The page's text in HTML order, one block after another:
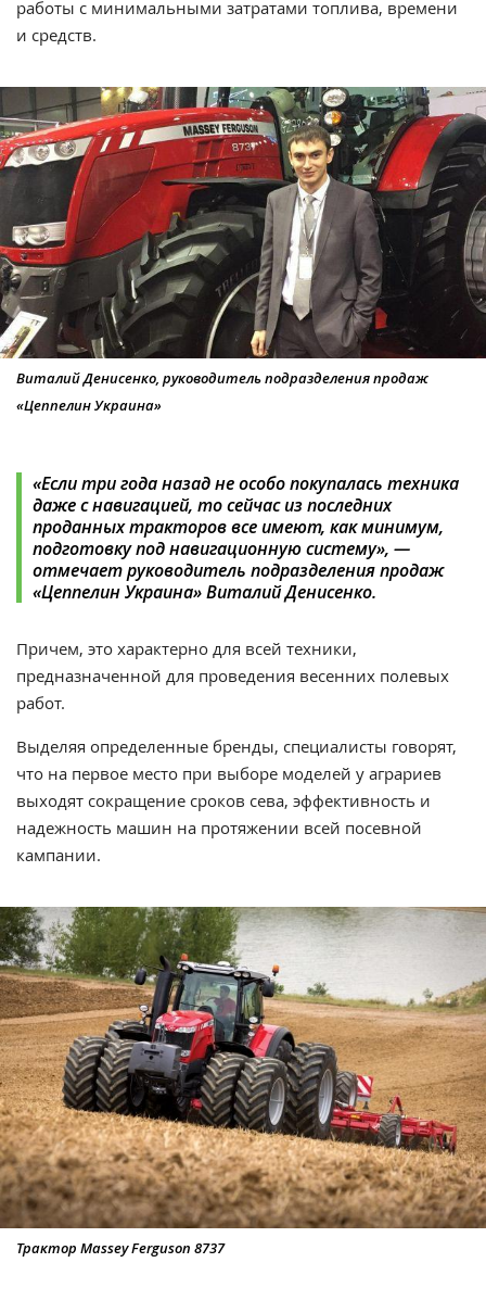
работы с минимальными затратами топлива, времени
и средств.
Виталий Денисенко, руководитель подразделения продаж
«Цеппелин Украина»
«Если три года назад не особо покупалась техника
даже с навигацией, то сейчас из последних
проданных тракторов все имеют, как минимум,
подготовку под навигационную систему», —
отмечает руководитель подразделения продаж
«Цеппелин Украина» Виталий Денисенко.
Причем, это характерно для всей техники,
предназначенной для проведения весенних полевых
работ.
Выделяя определенные бренды, специалисты говорят,
что на первое место при выборе моделей у аграриев
выходят сокращение сроков сева, эффективность и
надежность машин на протяжении всей посевной
кампании.
Трактор Massey Ferguson 8737